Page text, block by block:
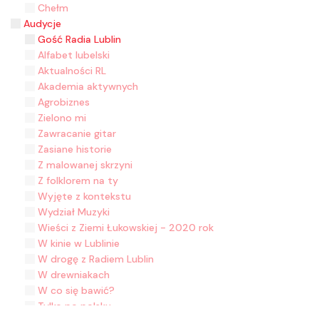
Chełm
Audycje
Gość Radia Lublin
Alfabet lubelski
Aktualności RL
Akademia aktywnych
Agrobiznes
Zielono mi
Zawracanie gitar
Zasiane historie
Z malowanej skrzyni
Z folklorem na ty
Wyjęte z kontekstu
Wydział Muzyki
Wieści z Ziemi Łukowskiej - 2020 rok
W kinie w Lublinie
W drogę z Radiem Lublin
W drewniakach
W co się bawić?
Tylko po polsku